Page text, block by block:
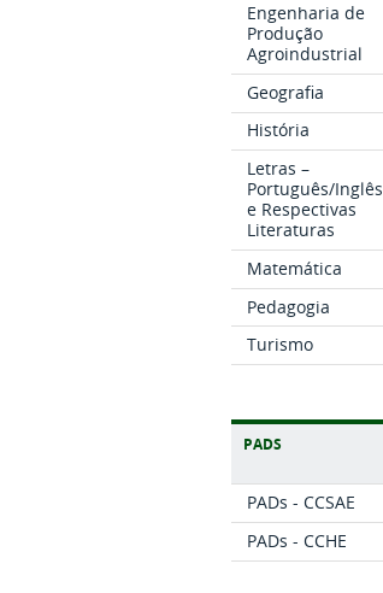
Engenharia de
Produção
Agroindustrial
Geografia
História
Letras –
Português/Inglês
e Respectivas
Literaturas
Matemática
Pedagogia
Turismo
PADS
PADs - CCSAE
PADs - CCHE